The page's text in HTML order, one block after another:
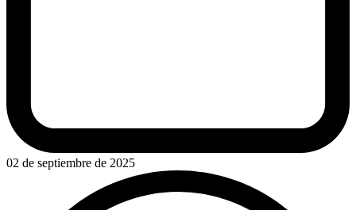
02 de septiembre de 2025